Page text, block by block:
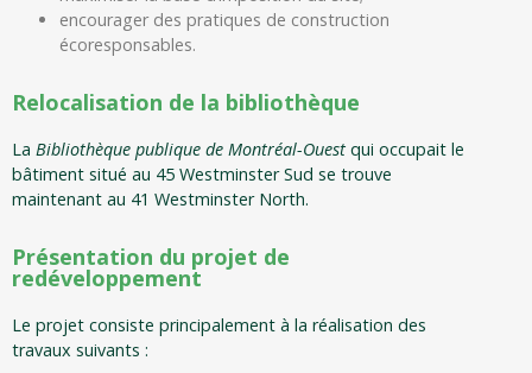
encourager des pratiques de construction
écoresponsables.
Relocalisation de la bibliothèque
La Bibliothèque publique de Montréal-Ouest qui occupait le
bâtiment situé au 45 Westminster Sud se trouve
maintenant au 41 Westminster North.
Présentation du projet de
redéveloppement
Le projet consiste principalement à la réalisation des
travaux suivants :